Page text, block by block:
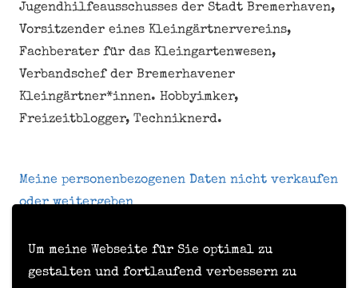
Um meine Webseite für Sie optimal zu
gestalten und fortlaufend verbessern zu
Jugendhilfeausschusses der Stadt Bremerhaven,
Vorsitzender eines Kleingärtnervereins,
Fachberater für das Kleingartenwesen,
Verbandschef der Bremerhavener
Kleingärtner*innen. Hobbyimker,
Freizeitblogger, Techniknerd.
Meine personenbezogenen Daten nicht verkaufen
oder weitergeben